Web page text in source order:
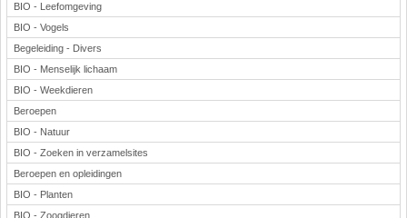
BIO - Leefomgeving
BIO - Vogels
Begeleiding - Divers
BIO - Menselijk lichaam
BIO - Weekdieren
Beroepen
BIO - Natuur
BIO - Zoeken in verzamelsites
Beroepen en opleidingen
BIO - Planten
BIO - Zoogdieren